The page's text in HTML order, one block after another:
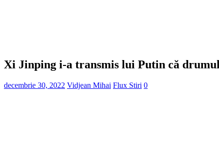
Xi Jinping i-a transmis lui Putin că
decembrie 30, 2022 Vidjean Mihai Flux Stiri 0